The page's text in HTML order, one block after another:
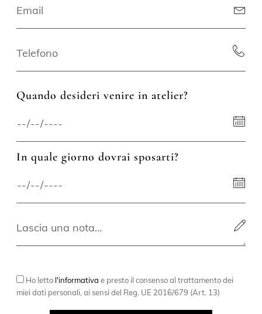
Quando desideri venire in atelier?
In quale giorno dovrai sposarti?
Ho letto l'informativa e presto il consenso al trattamento dei
miei dati personali, ai sensi del Reg. UE 2016/679 (Art. 13)